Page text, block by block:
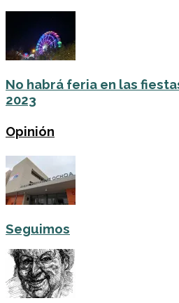
No habrá feria en las
2023
Opinión
Seguimos